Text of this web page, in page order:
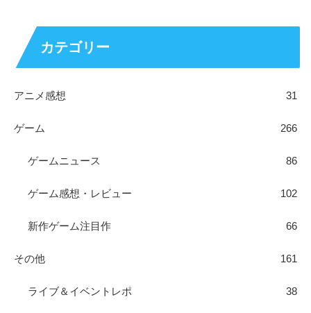
カテゴリー
アニメ感想 31
ゲーム 266
ゲームニュース 86
ゲーム感想・レビュー 102
新作ゲーム注目作 66
その他 161
ライブ＆イベントレポ 38